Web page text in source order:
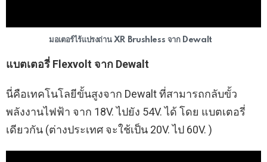
มอเตอร์ไร้แปรงถ่าน XR Brushless จาก Dewalt
แบตเตอรี่ Flexvolt จาก Dewalt
นี่คือเทคโนโลยีขั้นสูงจาก Dewalt ที่สามารถกลับขั้ว
พลังงานไฟฟ้า จาก 18V. ไปยัง 54V. ได้ โดย แบตเตอรี่
เดียวกัน (ต่างประเทศ จะใช้เป็น 20V. ไป 60V. )